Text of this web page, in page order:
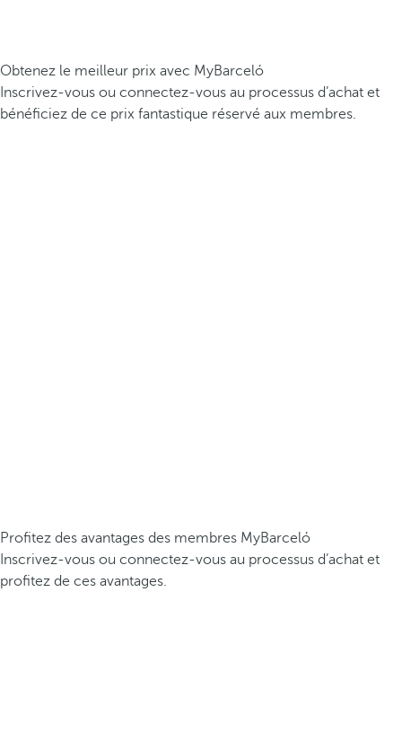
Obtenez le meilleur prix avec MyBarceló
Inscrivez-vous ou connectez-vous au processus d’achat et
bénéficiez de ce prix fantastique réservé aux membres.
Profitez des avantages des membres MyBarceló
Inscrivez-vous ou connectez-vous au processus d’achat et
profitez de ces avantages.